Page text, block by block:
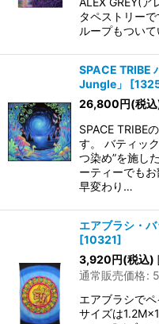
タペストリー
ループもついて
SPACE TRIBE
Jungle」
[
26,800円(税
SPACE TRIBE
す。 バティッ
つ染め”を施し
ーティーでも
早変わり…
エアブラシ・
[10321]
3,920円(税込)
通常販売価格:
エアブラシでペ
サイズは